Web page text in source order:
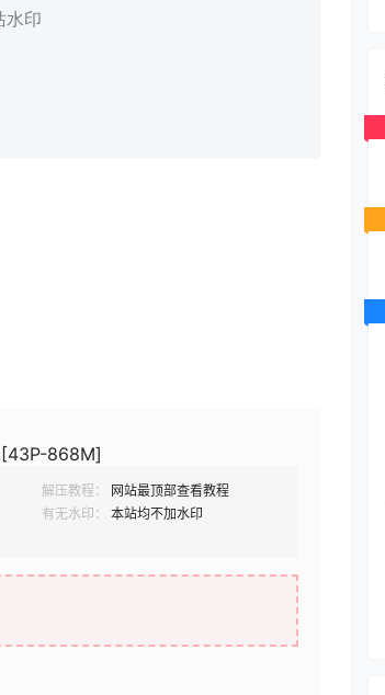
水印
[43P-868M]
解压教程：
网站最顶部查看教程
有无水印：
本站均不加水印